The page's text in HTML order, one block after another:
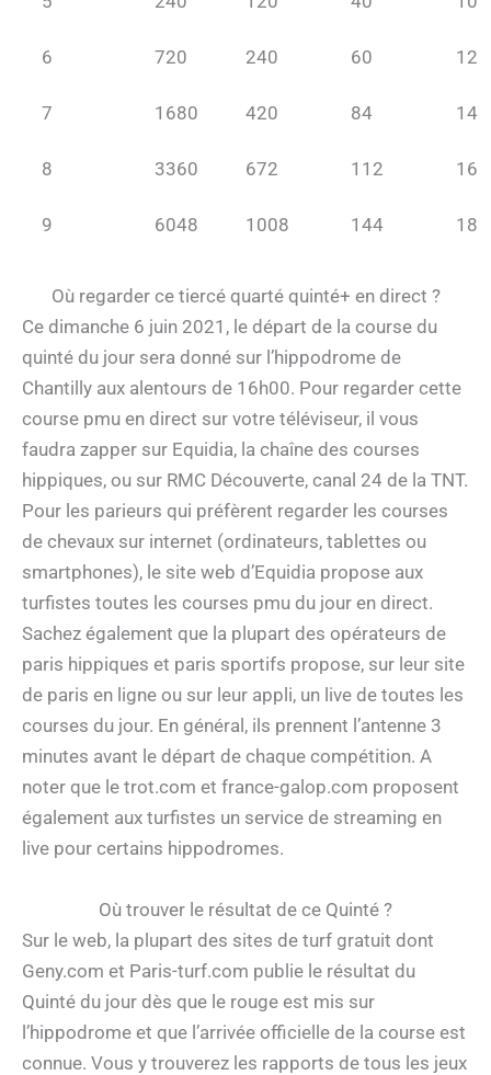
6 720 240 60 12
7 1680 420 84 14
8 3360 672 112 16
9 6048 1008 144 18
Où regarder ce tiercé quarté quinté+ en direct ?
Ce dimanche 6 juin 2021, le départ de la course du
quinté du jour sera donné sur l’hippodrome de
Chantilly aux alentours de 16h00. Pour regarder cette
course pmu en direct sur votre téléviseur, il vous
faudra zapper sur Equidia, la chaîne des courses
hippiques, ou sur RMC Découverte, canal 24 de la TNT.
Pour les parieurs qui préfèrent regarder les courses
de chevaux sur internet (ordinateurs, tablettes ou
smartphones), le site web d’Equidia propose aux
turfistes toutes les courses pmu du jour en direct.
Sachez également que la plupart des opérateurs de
paris hippiques et paris sportifs propose, sur leur site
de paris en ligne ou sur leur appli, un live de toutes les
courses du jour. En général, ils prennent l’antenne 3
minutes avant le départ de chaque compétition. A
noter que le trot.com et france-galop.com proposent
également aux turfistes un service de streaming en
live pour certains hippodromes.
Où trouver le résultat de ce Quinté ?
Sur le web, la plupart des sites de turf gratuit dont
Geny.com et Paris-turf.com publie le résultat du
Quinté du jour dès que le rouge est mis sur
l’hippodrome et que l’arrivée officielle de la course est
connue. Vous y trouverez les rapports de tous les jeux